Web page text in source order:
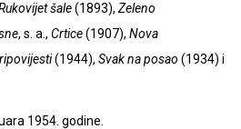
šale(1893), Zeleno
, s. a., Crtice(1907), Nova
(1944), Svak na posao (1934) i
1954. godine.